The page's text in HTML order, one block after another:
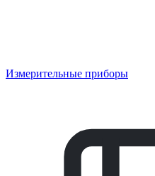
Измерительные приборы